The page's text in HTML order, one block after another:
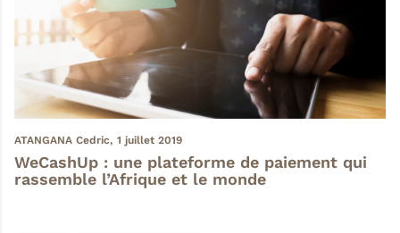
ATANGANA Cedric, 1 juillet 2019
WeCashUp : une plateforme de paiement qui
rassemble l’Afrique et le monde